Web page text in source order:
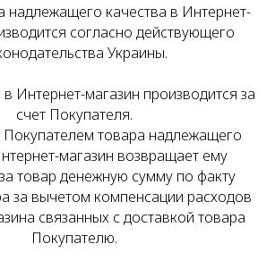
надлежащего качества в Интернет-
согласно действующего
Украины.
Интернет-магазин производится за
счет Покупателя.
Покупателем товара надлежащего
магазин возвращает ему
товар денежную сумму по факту
за вычетом компенсации расходов
связанных с доставкой товара
Покупателю.